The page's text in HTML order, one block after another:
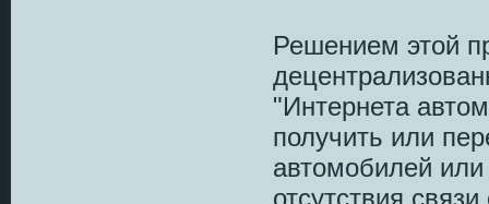
Решением этой
"Интернета
получить или
автомобилей
отсутствия